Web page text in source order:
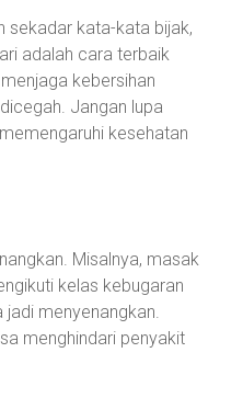
sekadar kata-kata bijak,
adalah cara terbaik
kebersihan
Jangan lupa
kesehatan
Misalnya, masak
kelas kebugaran
menyenangkan.
menghindari penyakit